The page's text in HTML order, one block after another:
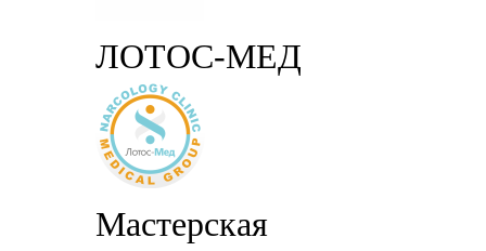
ЛОТОС-МЕД
Мастерская